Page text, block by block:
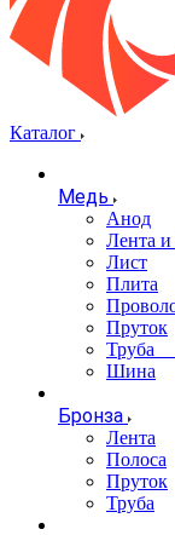
Каталог
Медь
Анод
Лента и
Лист
Плита
Пруток
Труба
Шина
Бронза
Лента
Полоса
Пруток
Труба